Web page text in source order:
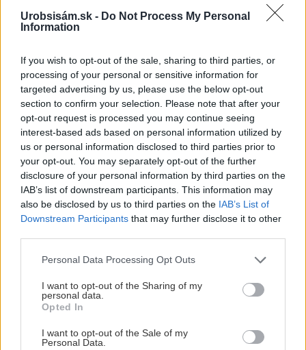
Urobsisám.sk - Do Not Process My Personal
Information
If you wish to opt-out of the sale, sharing to third parties, or
processing of your personal or sensitive information for
targeted advertising by us, please use the below opt-out
section to confirm your selection. Please note that after your
opt-out request is processed you may continue seeing
interest-based ads based on personal information utilized by
us or personal information disclosed to third parties prior to
your opt-out. You may separately opt-out of the further
disclosure of your personal information by third parties on the
IAB’s list of downstream participants. This information may
also be disclosed by us to third parties on the IAB’s List of
Downstream Participants that may further disclose it to other
Please note that this website/app uses one or more Google
not limited to your visit or usage behaviour. You may click to
grant or deny consent to Google and its third-party tags to
use your data for below specified purposes in below Google
consent section.
Personal Data Processing Opt Outs
I want to opt-out of the Sharing of my
personal data.
Opted In
I want to opt-out of the Sale of my
Personal Data.
Výborný broskyňový džem bez otravných
šupiek? Tento trik skráti prácu na polovicu
podlahovom vykurovaní